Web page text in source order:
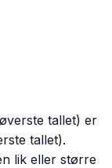
tallet) er
tallet).
lik eller større